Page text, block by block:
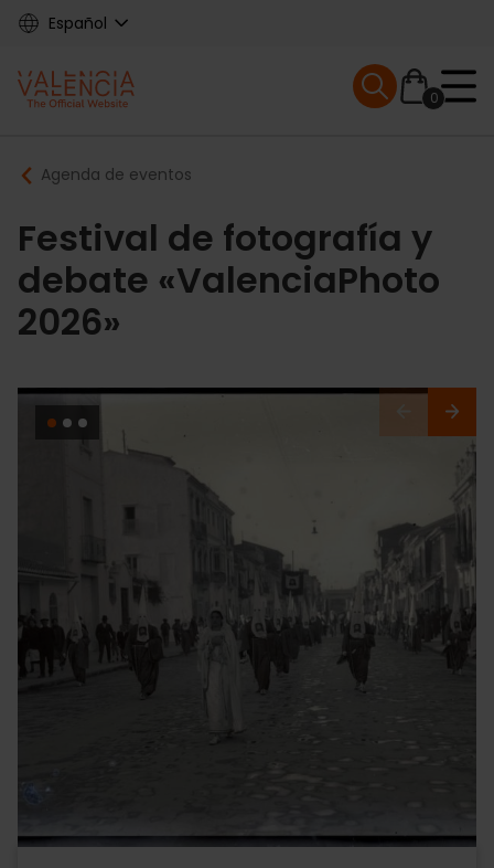
Skip
content
Español
Main
navigation
0
Mobile menu
Breadcrumb
Agenda de eventos
Festival de fotografía y
debate «ValenciaPhoto
2026»